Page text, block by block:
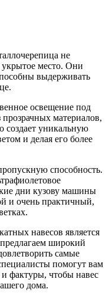
не
укрытое место. Они
выдерживать
освещение под
материалов,
создает уникальную
и делая его более
способность.
дни кузову машины
и очень практичный,
навесов является
широкий
самые
помогут вам
и фактуры, чтобы навес
дома.